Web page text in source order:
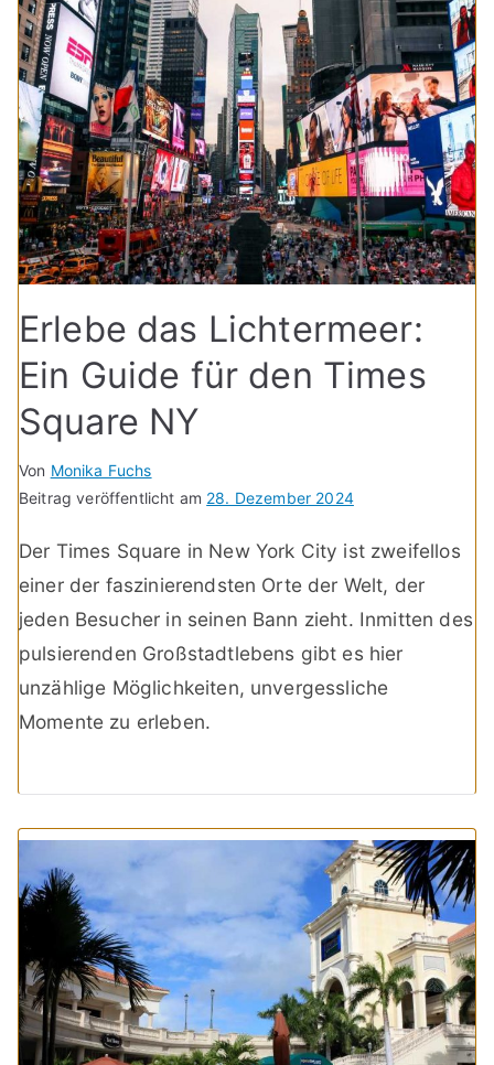
Erlebe das Lichtermeer:
Ein Guide für den Times
Square NY
Von Monika Fuchs
Beitrag veröffentlicht am 28. Dezember 2024
Der Times Square in New York City ist zweifellos
einer der faszinierendsten Orte der Welt, der
jeden Besucher in seinen Bann zieht. Inmitten des
pulsierenden Großstadtlebens gibt es hier
unzählige Möglichkeiten, unvergessliche
Momente zu erleben.